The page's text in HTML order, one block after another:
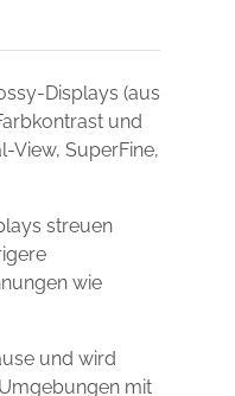
Displays (aus
und
View, SuperFine,
streuen
wie
und wird
mit